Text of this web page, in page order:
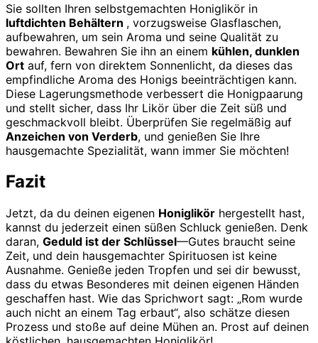
Sie sollten Ihren selbstgemachten Honiglikör in
luftdichten Behältern , vorzugsweise Glasflaschen,
aufbewahren, um sein Aroma und seine Qualität zu
bewahren. Bewahren Sie ihn an einem kühlen, dunklen
Ort auf, fern von direktem Sonnenlicht, da dieses das
empfindliche Aroma des Honigs beeinträchtigen kann.
Diese Lagerungsmethode verbessert die Honigpaarung
und stellt sicher, dass Ihr Likör über die Zeit süß und
geschmackvoll bleibt. Überprüfen Sie regelmäßig auf
Anzeichen von Verderb, und genießen Sie Ihre
hausgemachte Spezialität, wann immer Sie möchten!
Fazit
Jetzt, da du deinen eigenen Honiglikör hergestellt hast,
kannst du jederzeit einen süßen Schluck genießen. Denk
daran, Geduld ist der Schlüssel—Gutes braucht seine
Zeit, und dein hausgemachter Spirituosen ist keine
Ausnahme. Genieße jeden Tropfen und sei dir bewusst,
dass du etwas Besonderes mit deinen eigenen Händen
geschaffen hast. Wie das Sprichwort sagt: „Rom wurde
auch nicht an einem Tag erbaut“, also schätze diesen
Prozess und stoße auf deine Mühen an. Prost auf deinen